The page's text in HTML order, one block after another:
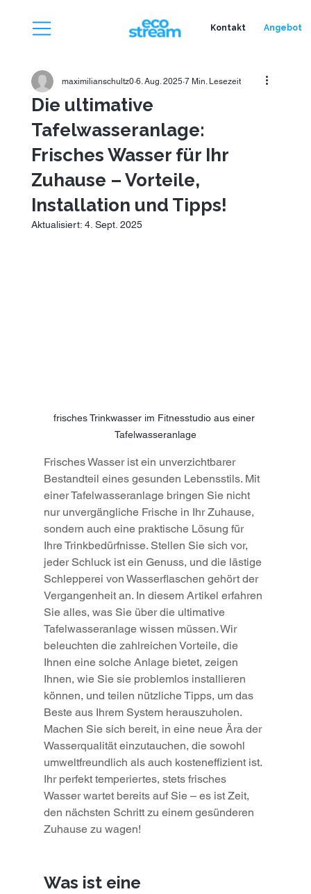
Kontakt Angebot
Die ultimative
Tafelwasseranlage:
Frisches Wasser für Ihr
Zuhause – Vorteile,
Installation und Tipps!
maximilianschultz0 6. Aug. 2025 7 Min. Lesezeit
Aktualisiert: 4. Sept. 2025
frisches Trinkwasser im Fitnesstudio aus einer
Tafelwasseranlage
Frisches Wasser ist ein unverzichtbarer
Bestandteil eines gesunden Lebensstils. Mit
einer Tafelwasseranlage bringen Sie nicht
nur unvergängliche Frische in Ihr Zuhause,
sondern auch eine praktische Lösung für
Ihre Trinkbedürfnisse. Stellen Sie sich vor,
jeder Schluck ist ein Genuss, und die lästige
Schlepperei von Wasserflaschen gehört der
Vergangenheit an. In diesem Artikel erfahren
Sie alles, was Sie über die ultimative
Tafelwasseranlage wissen müssen. Wir
beleuchten die zahlreichen Vorteile, die
Ihnen eine solche Anlage bietet, zeigen
Ihnen, wie Sie sie problemlos installieren
können, und teilen nützliche Tipps, um das
Beste aus Ihrem System herauszuholen.
Machen Sie sich bereit, in eine neue Ära der
Wasserqualität einzutauchen, die sowohl
umweltfreundlich als auch kosteneffizient ist.
Ihr perfekt temperiertes, stets frisches
Wasser wartet bereits auf Sie – es ist Zeit,
den nächsten Schritt zu einem gesünderen
Zuhause zu wagen!
Was ist eine